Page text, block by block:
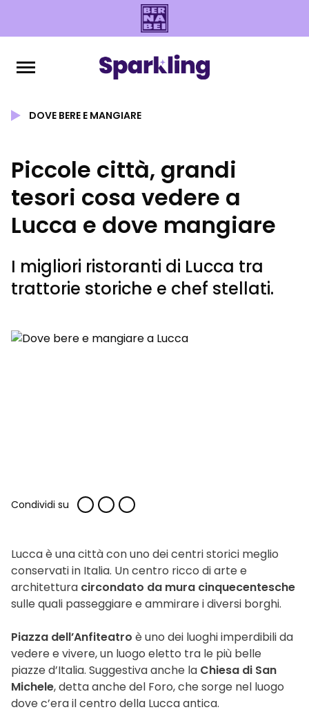
DOVE BERE E MANGIARE
Piccole città, grandi
tesori cosa vedere a
Lucca e dove mangiare
I migliori ristoranti di Lucca tra
trattorie storiche e chef stellati.
Condividi su
Lucca è una città con uno dei centri storici meglio
conservati in Italia. Un centro ricco di arte e
architettura circondato da mura cinquecentesche
sulle quali passeggiare e ammirare i diversi borghi.
Piazza dell’Anfiteatro è uno dei luoghi imperdibili da
vedere e vivere, un luogo eletto tra le più belle
piazze d’Italia. Suggestiva anche la Chiesa di San
Michele, detta anche del Foro, che sorge nel luogo
dove c’era il centro della Lucca antica.